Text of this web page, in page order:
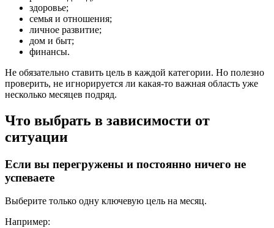
здоровье;
семья и отношения;
личное развитие;
дом и быт;
финансы.
Не обязательно ставить цель в каждой категории. Но полезно
проверить, не игнорируется ли какая-то важная область уже
несколько месяцев подряд.
Что выбрать в зависимости от
ситуации
Если вы перегружены и постоянно ничего не
успеваете
Выберите только одну ключевую цель на месяц.
Например: